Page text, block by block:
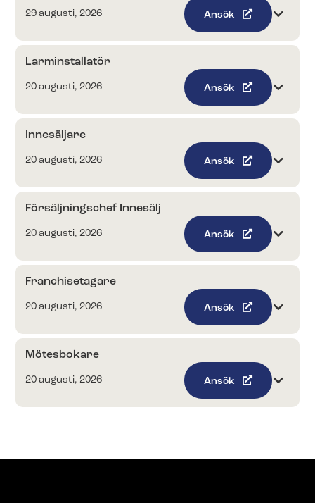
29 augusti, 2026 Ansök
Larminstallatör
20 augusti, 2026 Ansök
Innesäljare
20 augusti, 2026 Ansök
Försäljningschef Innesälj
20 augusti, 2026 Ansök
Franchisetagare
20 augusti, 2026 Ansök
Mötesbokare
20 augusti, 2026 Ansök